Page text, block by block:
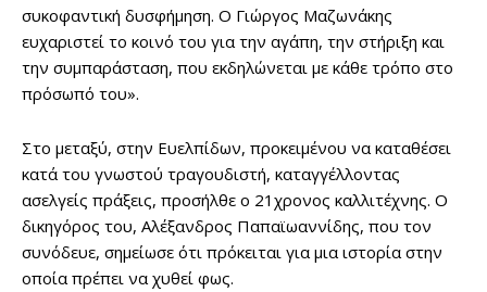
συκοφαντική δυσφήμηση. Ο Γιώργος Μαζωνάκης
ευχαριστεί το κοινό του για την αγάπη, την στήριξη και
την συμπαράσταση, που εκδηλώνεται με κάθε τρόπο στο
πρόσωπό του».
Στο μεταξύ, στην Ευελπίδων, προκειμένου να καταθέσει
κατά του γνωστού τραγουδιστή, καταγγέλλοντας
ασελγείς πράξεις, προσήλθε ο 21χρονος καλλιτέχνης. Ο
δικηγόρος του, Αλέξανδρος Παπαϊωαννίδης, που τον
συνόδευε, σημείωσε ότι πρόκειται για μια ιστορία στην
οποία πρέπει να χυθεί φως.